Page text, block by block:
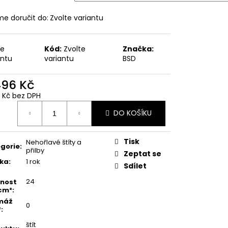
doručit do: Zvolte variantu
Kód: Zvolte
variantu
Značka:
BSD
Kč
Kč bez DPH
DO KOŠÍKU
: Nehořlavé štíty a
přilby
: 1 rok
:
24
: 0
štít
Tisk
Zeptat se
Sdílet